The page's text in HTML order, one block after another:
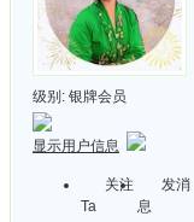
级别: 银牌会员
显示用户信息
关注
Ta
发消
息